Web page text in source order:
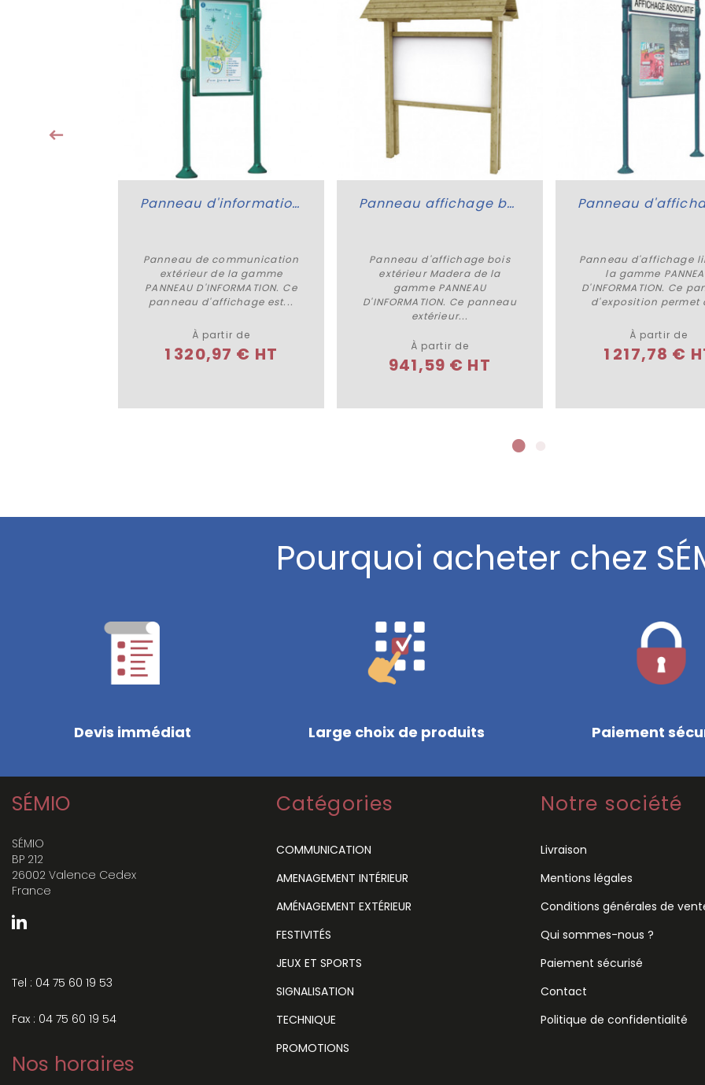
Plus de détails
Panneau d'information extérieur
Panneau de communication
extérieur de la gamme
PANNEAU D'INFORMATION. Ce
panneau d'affichage est...
À partir de
1 320,97 € HT
Plus de détails
Panneau affichage bois extérieur Madera
Panneau d'affichage bois
extérieur Madera de la
gamme PANNEAU
D'INFORMATION. Ce panneau
extérieur...
À partir de
941,59 € HT
Plus de détails
Panneau d'affichage
la gamme
D'INFORMATION. Ce
d'exposition permet
À partir de
1 217,78 €
Pourquoi acheter chez
Devis immédiat Large choix de produits Paiement
SÉMIO
SÉMIO
BP 212
26002 Valence Cedex
France
Tel : 04 75 60 19 53
Fax : 04 75 60 19 54
Nos horaires
Catégories
COMMUNICATION
AMENAGEMENT INTÉRIEUR
AMÉNAGEMENT EXTÉRIEUR
FESTIVITÉS
JEUX ET SPORTS
SIGNALISATION
TECHNIQUE
PROMOTIONS
Notre société
Livraison
Mentions légales
Conditions générales de
Qui sommes-nous ?
Paiement sécurisé
Contact
Politique de confidentialité